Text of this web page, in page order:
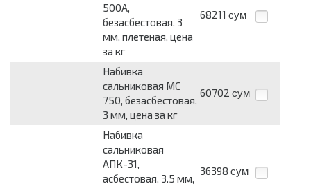
500А,
безасбестовая, 3
мм, плетеная, цена
за кг
68211 сум
Набивка
сальниковая МС
750, безасбестовая,
3 мм, цена за кг
60702 сум
Набивка
сальниковая
АПК-31,
асбестовая, 3.5 мм,
36398 сум